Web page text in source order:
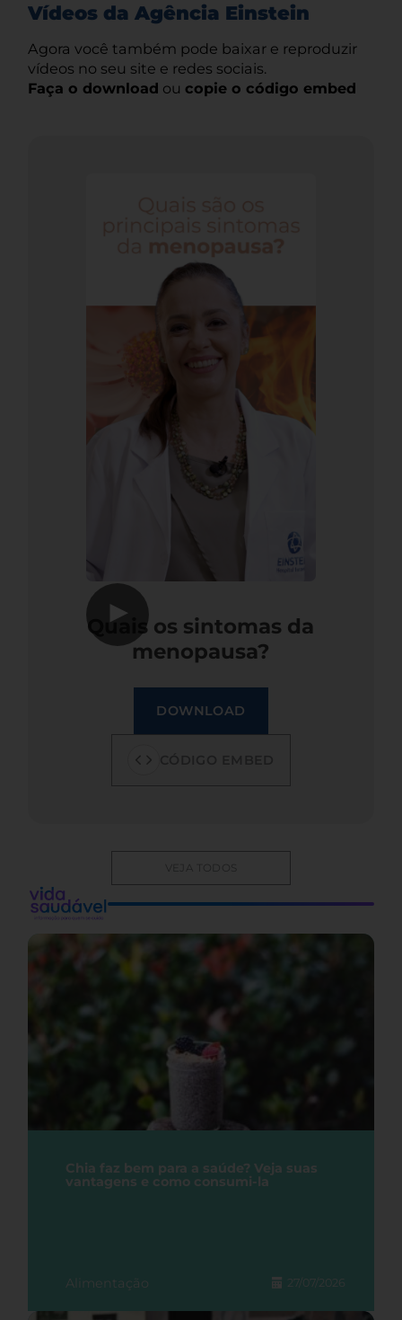
Vídeos da Agência Einstein
Agora você também pode baixar e reproduzir
vídeos no seu site e redes sociais.
Faça o download ou copie o código embed
▶
Quais os sintomas da
menopausa?
DOWNLOAD
VEJA TODOS
Chia faz bem para a saúde? Veja suas
vantagens e como consumi-la
Alimentação 27/07/2026